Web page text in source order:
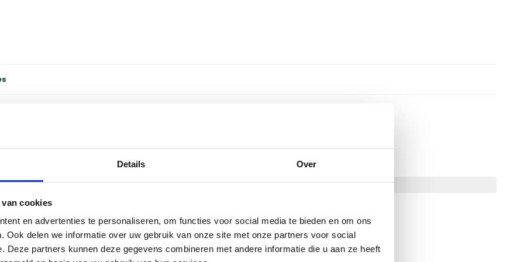
Details Over
cookies
en advertenties te personaliseren, om functies voor social media te bieden en om ons
Ook delen we informatie over uw gebruik van onze site met onze partners voor social
Deze partners kunnen deze gegevens combineren met andere informatie die u aan ze heeft
barbecue beschikt over een handige
Type barbecue
Gasbarbecue